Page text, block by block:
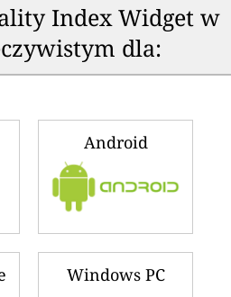
Index Widget w
dla:
Android
Windows PC